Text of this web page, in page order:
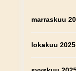
marraskuu
lokakuu 2025